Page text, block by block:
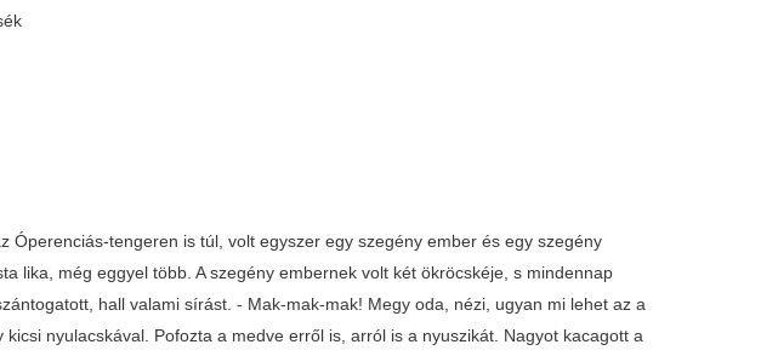
Óperenciás-tengeren is túl, volt egyszer egy szegény ember és egy szegény
lika, még eggyel több. A szegény embernek volt két ökröcskéje, s mindennap
hall valami sírást. - Mak-mak-mak! Megy oda, nézi, ugyan mi lehet az a
nyulacskával. Pofozta a medve erről is, arról is a nyuszikát. Nagyot kacagott a